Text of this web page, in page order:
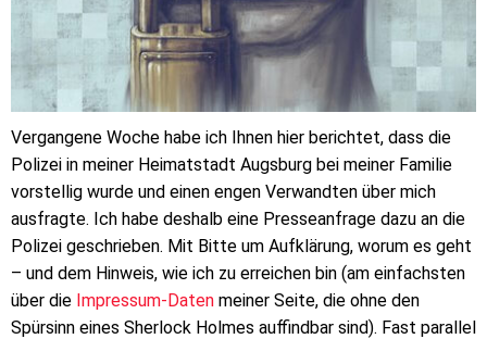
Vergangene Woche habe ich Ihnen hier berichtet, dass die
Polizei in meiner Heimatstadt Augsburg bei meiner Familie
vorstellig wurde und einen engen Verwandten über mich
ausfragte. Ich habe deshalb eine Presseanfrage dazu an die
Polizei geschrieben. Mit Bitte um Aufklärung, worum es geht
– und dem Hinweis, wie ich zu erreichen bin (am einfachsten
über die Impressum-Daten meiner Seite, die ohne den
Spürsinn eines Sherlock Holmes auffindbar sind). Fast parallel